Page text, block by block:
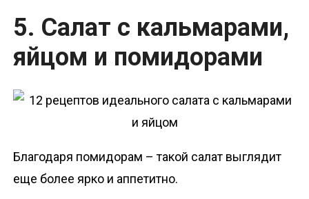
5. Салат с кальмарами,
яйцом и помидорами
Благодаря помидорам – такой салат выглядит
еще более ярко и аппетитно.